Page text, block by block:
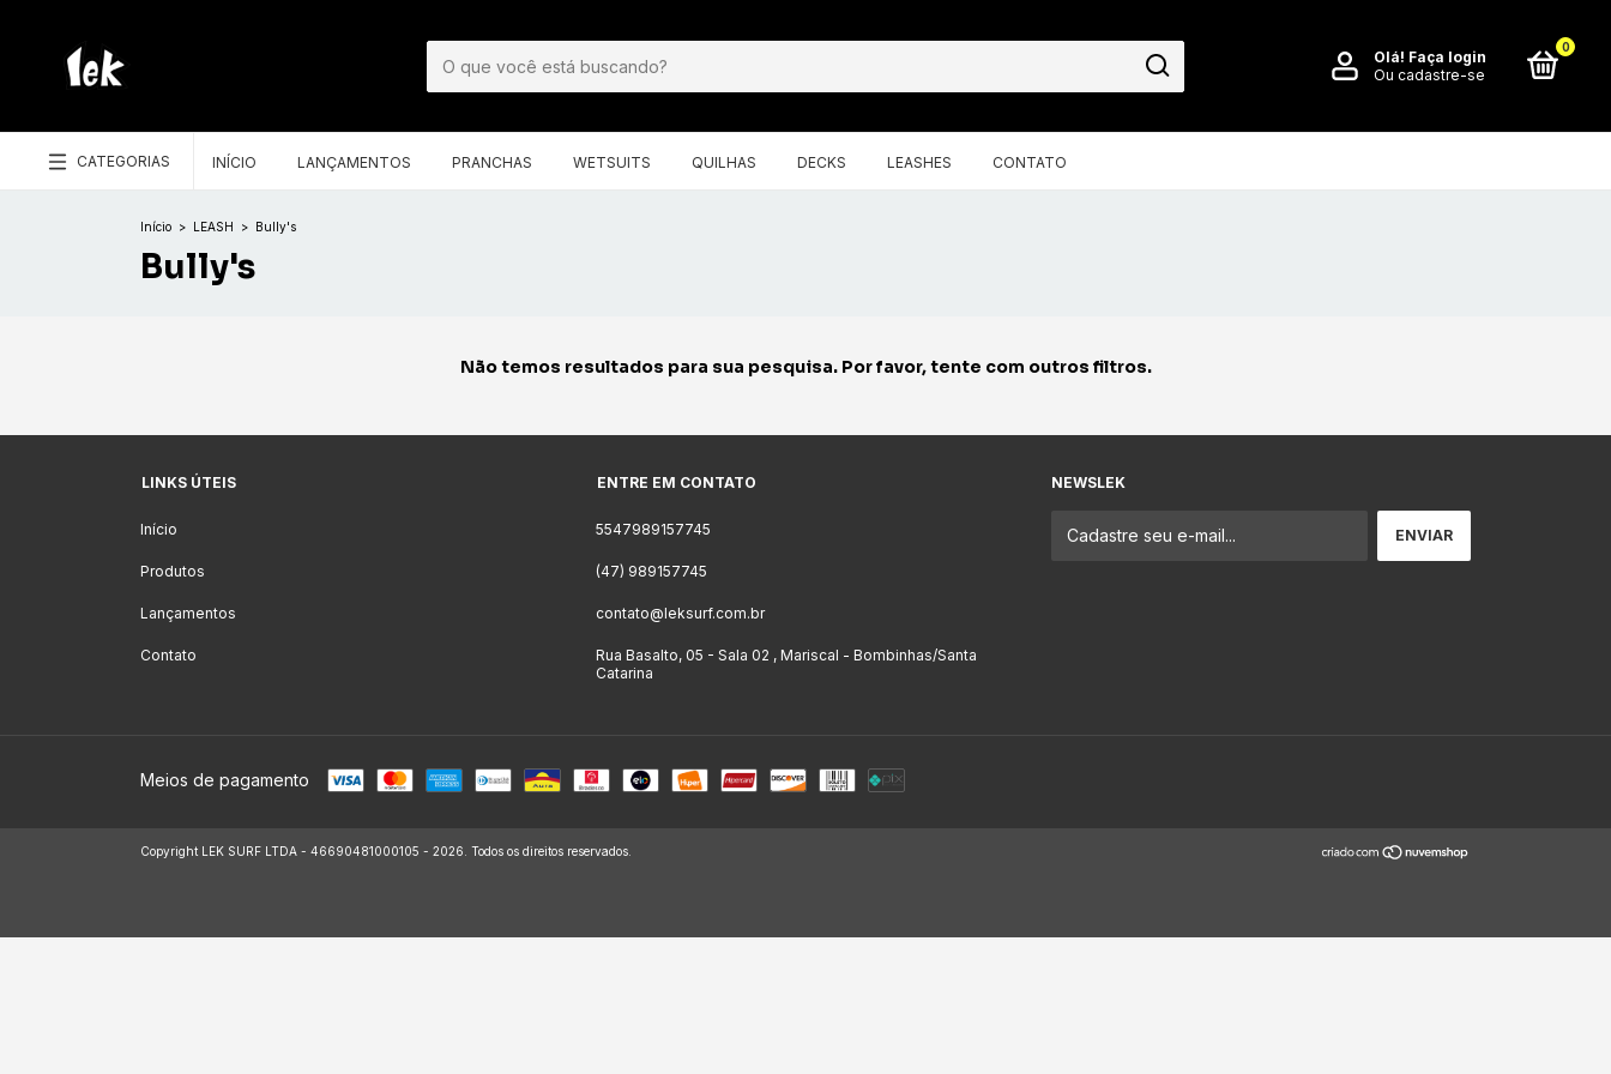
Olá! Faça login
Ou cadastre-se
0
CATEGORIAS INÍCIO LANÇAMENTOS PRANCHAS WETSUITS QUILHAS DECKS LEASHES CONTATO
Início > LEASH > Bully's
Bully's
Não temos resultados para sua pesquisa. Por favor, tente com outros filtros.
LINKS ÚTEIS
Início
Produtos
Lançamentos
Contato
ENTRE EM CONTATO
5547989157745
(47) 989157745
contato@leksurf.com.br
Rua Basalto, 05 - Sala 02 , Mariscal - Bombinhas/Santa
Catarina
NEWSLEK
Meios de pagamento
Copyright LEK SURF LTDA - 46690481000105 - 2026. Todos os direitos reservados.